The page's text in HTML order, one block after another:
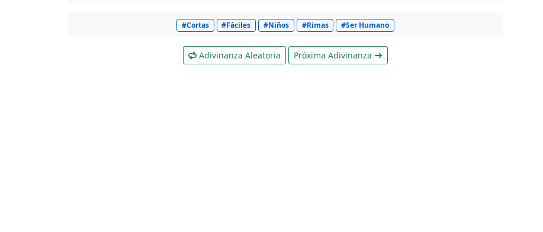
#Cortas #Fáciles #Niños #Rimas #Ser Humano
Adivinanza Aleatoria Próxima Adivinanza